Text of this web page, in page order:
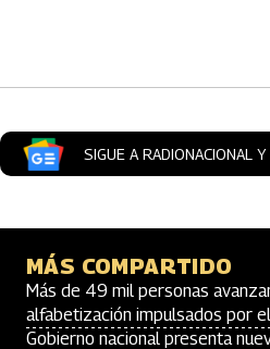
SIGUE A RADIONACIONAL
MÁS COMPARTIDO
Más de 49 mil personas
alfabetización impulsados por
Gobierno nacional presenta